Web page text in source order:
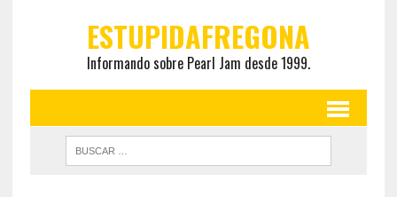
ESTUPIDAFREGONA
Informando sobre Pearl Jam desde 1999.